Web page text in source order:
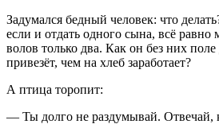
Задумался бедный человек: что
если и отдать одного сына, всё равно
волов только два. Как он без них
привезёт, чем на хлеб заработает?
А птица торопит:
— Ты долго не раздумывай. Отвечай,